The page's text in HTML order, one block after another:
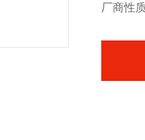
厂商性